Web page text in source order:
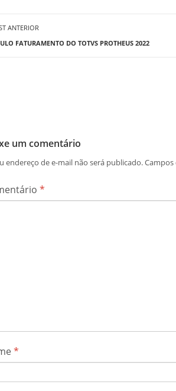
ANTERIOR
FATURAMENTO DO TOTVS PROTHEUS 2022
um comentário
endereço de e-mail não será publicado.
*
*